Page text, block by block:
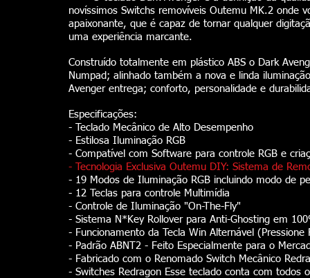
novíssimos Switchs removíveis Outemu MK.2 onde
apaixonante, que é capaz de tornar qualquer
uma experiência marcante.
Construído totalmente em plástico ABS o Dark
Numpad; alinhado também a nova e linda
Avenger entrega; conforto, personalidade e
Especificações:
​- Teclado Mecânico de Alto Desempenho
- Estilosa Iluminação RGB
- Compatível com Software para controle RGB e
- Tecnologia Exclusiva Outemu DIY: Sistema de
- 19 Modos de Iluminação RGB incluindo modo de
- 12 Teclas para controle Multimídia
- Controle de Iluminação "On-The-Fly"
​​- Sistema N*Key Rollover para Anti-Ghosting em
- Funcionamento da Tecla Win Alternável
- Padrão ABNT2 - Feito Especialmente para o
- Fabricado com o Renomado Switch Mecânico
- Switches Redragon Esse teclado conta com todos